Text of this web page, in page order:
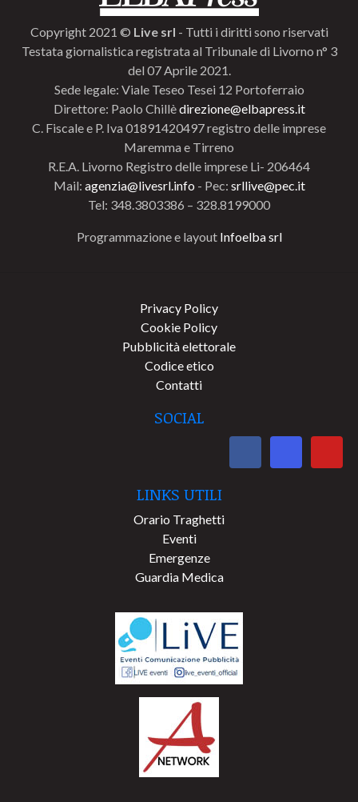
Copyright 2021 © Live srl - Tutti i diritti sono riservati
Testata giornalistica registrata al Tribunale di Livorno n° 3
del 07 Aprile 2021.
Sede legale: Viale Teseo Tesei 12 Portoferraio
Direttore: Paolo Chillèdirezione@elbapress.it
C. Fiscale e P. Iva 01891420497 registro delle imprese
Maremma e Tirreno
R.E.A. Livorno Registro delle imprese Li- 206464
Mail: agenzia@livesrl.info - Pec: srllive@pec.it
Tel: 348.3803386 – 328.8199000
Programmazione e layout Infoelba srl
Privacy Policy
Cookie Policy
Pubblicità elettorale
Codice etico
Contatti
SOCIAL
LINKS UTILI
Orario Traghetti
Eventi
Emergenze
Guardia Medica